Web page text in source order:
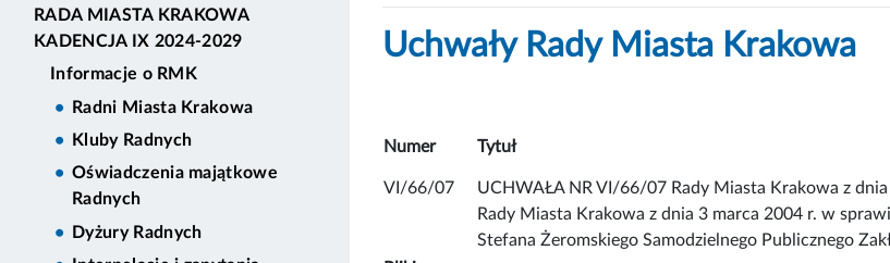
RADA MIASTA KRAKOWA
KADENCJA IX 2024-2029
Informacje o RMK
Radni Miasta Krakowa
Kluby Radnych
Oświadczenia majątkowe
Radnych
Dyżury Radnych
Uchwały Rady Miasta Krakowa
Numer Tytuł
VI/66/07
UCHWAŁA NR VI/66/07 Rady Miasta Krakowa z
Rady Miasta Krakowa z dnia 3 marca 2004 r. w
Stefana Żeromskiego Samodzielnego Publicznego